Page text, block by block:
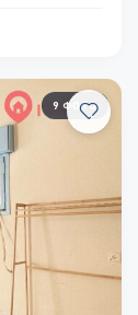
9 ФОТО